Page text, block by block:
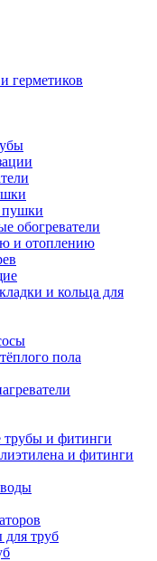
герметиков
пушки
обогреватели
и отоплению
и кольца для
пола
трубы и фитинги
и фитинги
для труб